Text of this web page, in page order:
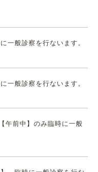
一般診察を行ないます。
一般診察を行ないます。
午前中】のみ臨時に一般